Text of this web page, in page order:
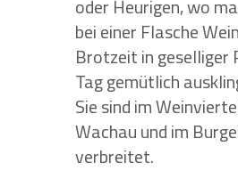
oder Heurigen, wo
bei einer Flasche
Brotzeit in geselliger
Tag gemütlich
Sie sind im
Wachau und im
verbreitet.